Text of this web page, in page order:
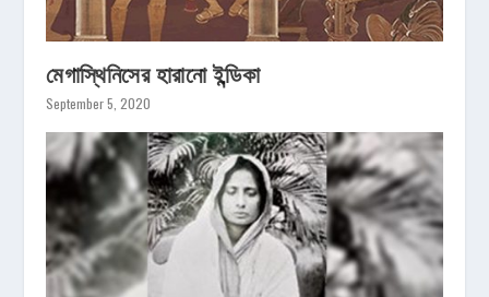
মেগাস্থিনিসের হারানো ইন্ডিকা
September 5, 2020